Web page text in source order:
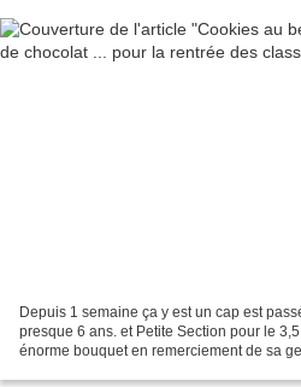
Depuis 1 semaine ça y est un cap est
presque 6 ans. et Petite Section pour le
énorme bouquet en remerciement de sa